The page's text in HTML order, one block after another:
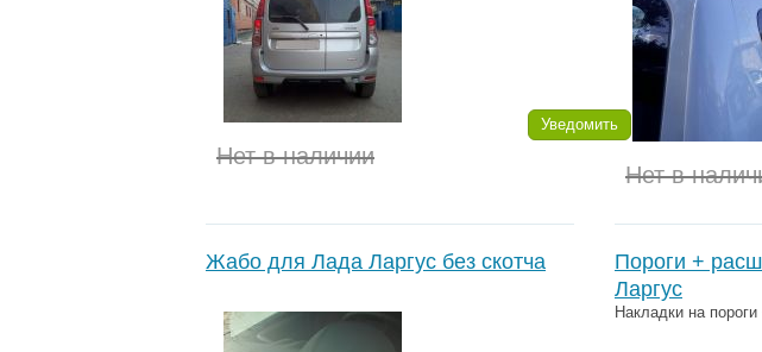
Нет в наличии
Уведомить
Нет в
Жабо для Лада Ларгус без скотча
Пороги +
Ларгус
Накладки на